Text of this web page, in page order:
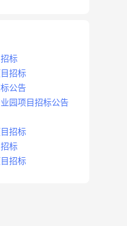
标
招标
公告
园项目招标公告
招标
标
招标